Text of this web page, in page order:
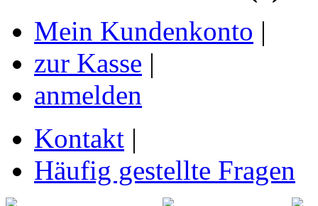
Mein Kundenkonto |
zur Kasse |
anmelden
Kontakt |
Häufig gestellte Fragen